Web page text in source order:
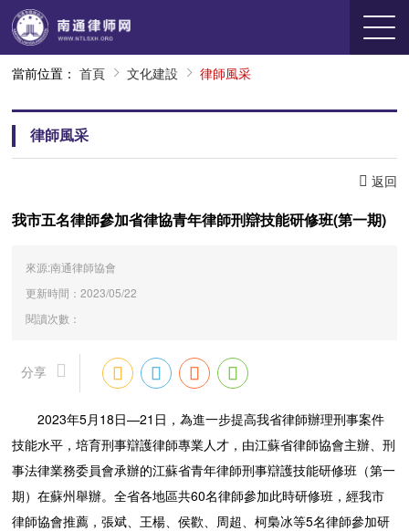
當前位置： 首頁 文化建設 律師風采
律師風采
返回
我市五名律師參加省律協青年律師刑辯技能研修班(第一期)
來源:南通律師協會
更新時間：2023/05/22
閱讀次數：
分享
2023年5月18日—21日，為進一步提高我省律師辦理刑事案件
技能水平，培育刑事辯護律師專業人才，由江蘇省律師協會主辦、刑
事法律業務委員會承辦的江蘇省青年律師刑事辯護技能研修班（第一
期）在蘇州舉辦。全省各地區共60名律師參加此時研修班，經我市
律師協會推薦，張斌、王楊、侯歡、周超、柯梟冰等5名律師參加研